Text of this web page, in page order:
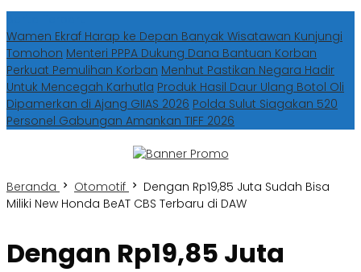
Wamen Ekraf Harap ke Depan Banyak Wisatawan Kunjungi
Tomohon Menteri PPPA Dukung Dana Bantuan Korban
Perkuat Pemulihan Korban Menhut Pastikan Negara Hadir
Untuk Mencegah Karhutla Produk Hasil Daur Ulang Botol Oli
Dipamerkan di Ajang GIIAS 2026 Polda Sulut Siagakan 520
Personel Gabungan Amankan TIFF 2026
Beranda Otomotif
Dengan Rp19,85 Juta Sudah Bisa
Miliki New Honda BeAT CBS Terbaru di DAW
Dengan Rp19,85 Juta